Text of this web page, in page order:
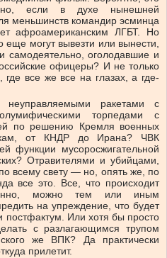
если в духе нынешней
меньшинств командир эсминца
афроамериканским ЛГБТ. Но
еще могут вывезти или вынести,
самодеятельно, оголодавшие и
офицеры? И не только
где все же все на глазах, а где-
неуправляемыми ракетами с
торпедами с
по решению Кремля военных
от КНДР до Ирана? ЧВК
функции мусоросжигательной
Отравителями и убийцами,
всему свету — но, опять же, по
все это. Все, что происходит
можно тем или иным
на упреждение, что будет
постфактум. Или хотя бы просто
с разлагающимся трупом
же ВПК? Да практически
прилетит.